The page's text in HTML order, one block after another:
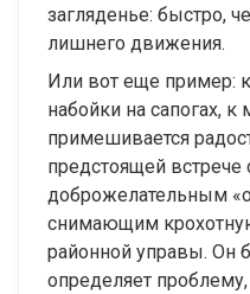
загляденье: быстро,
лишнего движения.
Или вот еще пример:
набойки на сапогах,
примешивается
предстоящей
доброжелательным
снимающим
районной управы. Он
определяет